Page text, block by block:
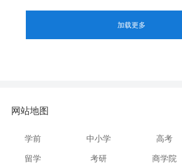
加载更多
网站地图
学前 中小学 高考
留学
考研 商学院